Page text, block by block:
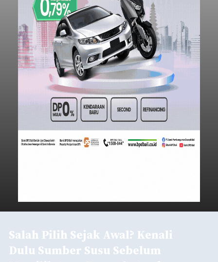
Salah Pilih Sejak Awal? Kenali
Dulu Sumber Susu Sebelum